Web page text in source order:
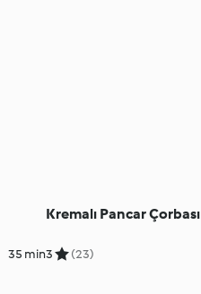
35 min
Kremalı Pancar Çorbası
3 (23)